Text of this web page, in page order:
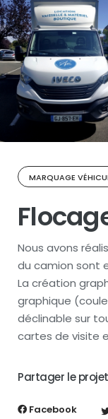
MARQUAGE
Nous avons
du camion sont
La création
graphique
déclinable sur
cartes de visite
Partager le projet
Facebook